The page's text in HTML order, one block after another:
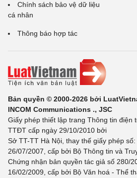
Chính sách bảo vệ dữ liệu
cá nhân
Thông báo hợp tác
Bản quyền © 2000-2026 bởi
INCOM Communications ., JSC
Giấy phép thiết lập trang Thông tin điện
TTĐT cấp ngày 29/10/2010 bởi
Sở TT-TT Hà Nội, thay thế giấy phép
26/07/2007, cấp bởi Bộ Thông tin và
Chứng nhận bản quyền tác giả số 280/
16/02/2009, cấp bởi Bộ Văn hoá - Thể